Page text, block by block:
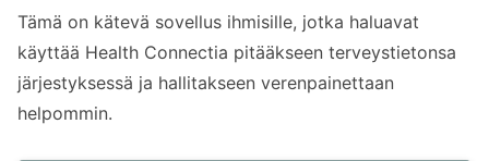
Tämä on kätevä sovellus ihmisille, jotka haluavat
käyttää Health Connectia pitääkseen terveystietonsa
järjestyksessä ja hallitakseen verenpainettaan
helpommin.